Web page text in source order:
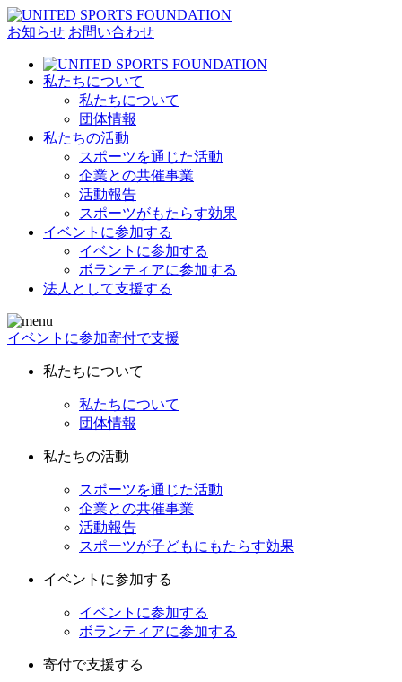
お知らせ お問い合わせ
私たちについて
私たちについて
団体情報
私たちの活動
スポーツを通じた活動
企業との共催事業
活動報告
スポーツがもたらす効果
イベントに参加する
イベントに参加する
ボランティアに参加する
法人として支援する
イベントに参加寄付で支援
私たちについて
私たちについて
団体情報
私たちの活動
スポーツを通じた活動
企業との共催事業
活動報告
スポーツが子どもにもたらす効果
イベントに参加する
イベントに参加する
ボランティアに参加する
寄付で支援する